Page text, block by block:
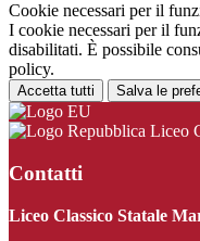
Cookie necessari per il
I cookie necessari per il
disabilitati. È possibile
policy.
Accetta tutti Salva le
Liceo
Contatti
Liceo Classico Statale